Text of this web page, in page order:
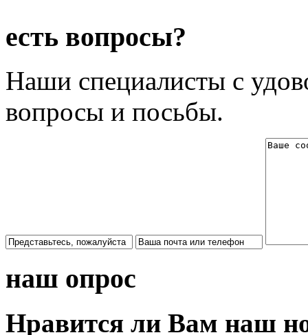
есть вопросы?
Наши специалисты с
вопросы и посьбы.
наш опрос
Нравится ли Вам наш